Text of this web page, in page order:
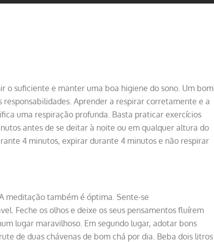
o suficiente e manter uma boa higiene do sono. Um bom
Aprender a respirar corretamente e a
uma respiração profunda. Basta praticar exercícios
antes de se deitar à noite ou em qualquer altura do
4 minutos, expirar durante 4 minutos e não respirar
meditação também é óptima. Sente-se
Feche os olhos e deixe os seus pensamentos fluírem
lugar maravilhoso. Em segundo lugar, adotar bons
de duas chávenas de bom chá por dia. Beba dois litros